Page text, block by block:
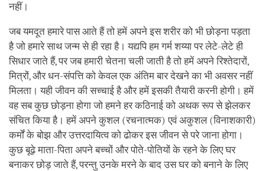
नहीं।
जब यमदूत हमारे पास आते हैं तो हमें अपने इस शरीर को भी छोड़ना पड़ता
है जो हमारे साथ जन्म से ही रहा है। यद्यपि हम गर्म शय्या पर लेटे-लेटे ही
सिधार जाते हैं, पर जब हमारी चेतना चली जाती है तो हमें अपने रिश्तेदारों,
मित्रों, और धन-संपत्ति को केवल एक अंतिम बार देखने का भी अवसर नहीं
मिलता। यही जीवन की सच्चाई है और हमें इसकी तैयारी करनी होगी। हमें
वह सब कुछ छोड़ना होगा जो हमने हर कठिनाई को अथक रूप से झेलकर
संचित किया है। हमें अपने कुशल (रचनात्मक) एवं अकुशल (विनाशकारी)
कर्मों के बोझ और उत्तरदायित्व को ढोकर इस जीवन से परे जाना होगा।
कुछ बूढ़े माता-पिता अपने बच्चों और पोते-पोतियों के रहने के लिए घर
बनाकर छोड़ जाते हैं, परन्तु उनके मरने के बाद उस घर को बनाने के लिए